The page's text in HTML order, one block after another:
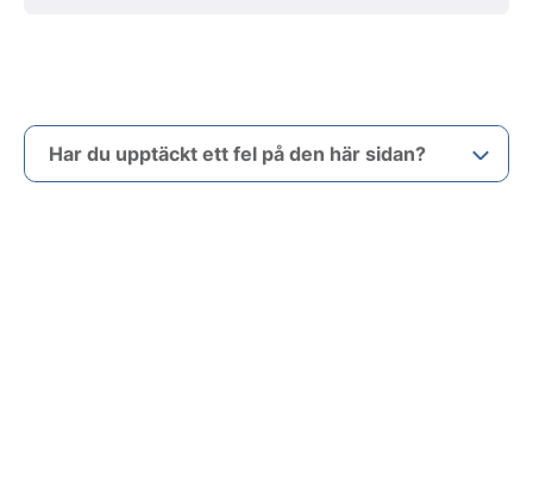
Har du upptäckt ett fel på den här sidan?